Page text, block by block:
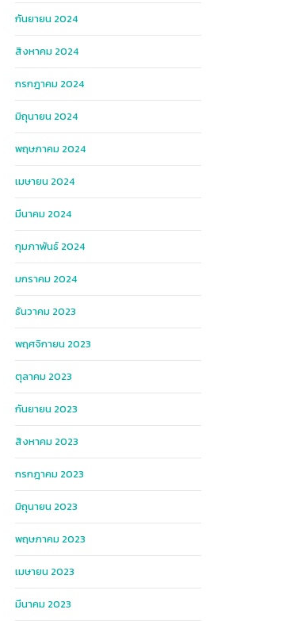
กันยายน 2024
สิงหาคม 2024
กรกฎาคม 2024
มิถุนายน 2024
พฤษภาคม 2024
เมษายน 2024
มีนาคม 2024
กุมภาพันธ์ 2024
มกราคม 2024
ธันวาคม 2023
พฤศจิกายน 2023
ตุลาคม 2023
กันยายน 2023
สิงหาคม 2023
กรกฎาคม 2023
มิถุนายน 2023
พฤษภาคม 2023
เมษายน 2023
มีนาคม 2023